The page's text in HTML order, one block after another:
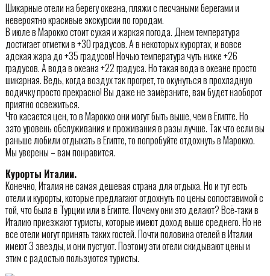
Шикарные отели на берегу океана, пляжи с песчаными берегами и
невероятно красивые экскурсии по городам.
В июле в Марокко стоит сухая и жаркая погода. Днем температура
достигает отметки в +30 градусов. А в некоторых курортах, и вовсе
адская жара до +35 градусов! Ночью температура чуть ниже +26
градусов. А вода в океана +22 градуса. Но такая вода в океане просто
шикарная. Ведь, когда воздух так прогрет, то окунуться в прохладную
водичку просто прекрасно! Вы даже не замёрзните, вам будет наоборот
приятно освежиться.
Что касается цен, то в Марокко они могут быть выше, чем в Египте. Но
зато уровень обслуживания и проживания в разы лучше. Так что если вы
раньше любили отдыхать в Египте, то попробуйте отдохнуть в Марокко.
Мы уверены – вам понравится.
Курорты Италии.
Конечно, Италия не самая дешевая страна для отдыха. Но и тут есть
отели и курорты, которые предлагают отдохнуть по цены сопоставимой с
той, что была в Турции или в Египте. Почему они это делают? Всё-таки в
Италию приезжают туристы, которые имеют доход выше среднего. Но не
все отели могут принять таких гостей. Почти половина отелей в Италии
имеют 3 звезды, и они пустуют. Поэтому эти отели скидывают цены и
этим с радостью пользуются туристы.